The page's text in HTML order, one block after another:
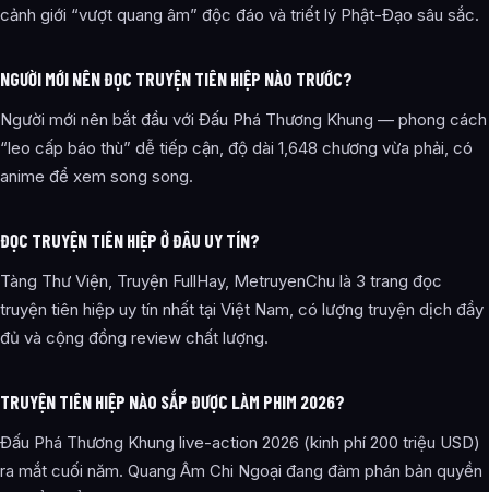
cảnh giới “vượt quang âm” độc đáo và triết lý Phật-Đạo sâu sắc.
NGƯỜI MỚI NÊN ĐỌC TRUYỆN TIÊN HIỆP NÀO TRƯỚC?
Người mới nên bắt đầu với Đấu Phá Thương Khung — phong cách
“leo cấp báo thù” dễ tiếp cận, độ dài 1,648 chương vừa phải, có
anime để xem song song.
ĐỌC TRUYỆN TIÊN HIỆP Ở ĐÂU UY TÍN?
Tàng Thư Viện, Truyện FullHay, MetruyenChu là 3 trang đọc
truyện tiên hiệp uy tín nhất tại Việt Nam, có lượng truyện dịch đầy
đủ và cộng đồng review chất lượng.
TRUYỆN TIÊN HIỆP NÀO SẮP ĐƯỢC LÀM PHIM 2026?
Đấu Phá Thương Khung live-action 2026 (kinh phí 200 triệu USD)
ra mắt cuối năm. Quang Âm Chi Ngoại đang đàm phán bản quyền